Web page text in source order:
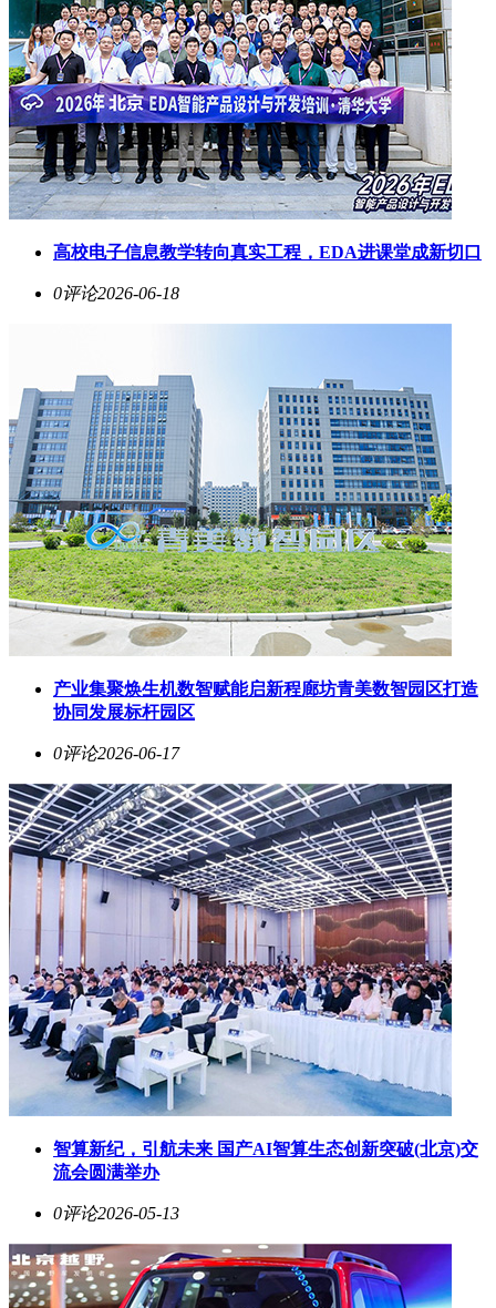
高校电子信息教学转向真实工程，EDA进课堂成新切口
0评论2026-06-18
产业集聚焕生机数智赋能启新程廊坊青美数智园区打造
协同发展标杆园区
0评论2026-06-17
智算新纪，引航未来 国产AI智算生态创新突破(北京)交
流会圆满举办
0评论2026-05-13